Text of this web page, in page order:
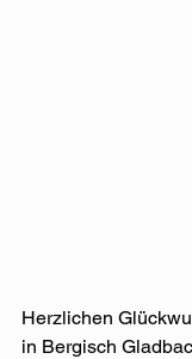
Herzlichen
in Bergisch